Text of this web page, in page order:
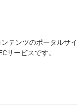
テンツのポータルサイ
サービスです。